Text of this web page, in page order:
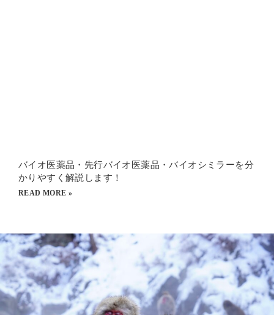
バイオ医薬品・先行バイオ医薬品・バイオシミラーを分
かりやすく解説します！
READ MORE »